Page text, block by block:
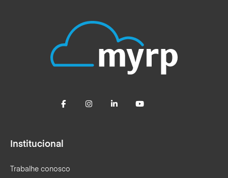
Institucional
Trabalhe conosco